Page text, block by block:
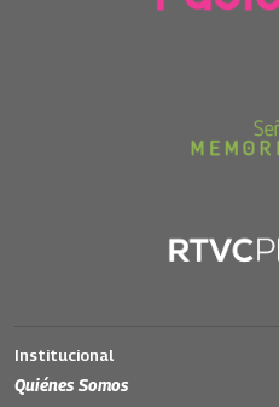
Institucional
Quiénes Somos